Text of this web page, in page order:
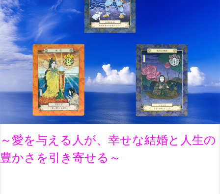
～愛を与える人が、幸せな結婚と人生の
豊かさを引き寄せる ～